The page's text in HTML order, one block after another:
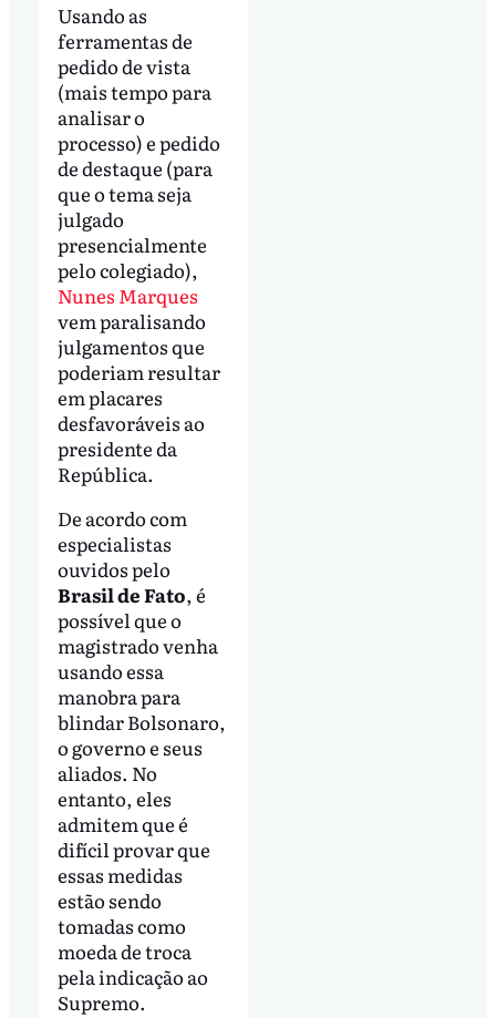
Usando as
ferramentas de
pedido de vista
(mais tempo para
analisar o
processo) e pedido
de destaque (para
que o tema seja
julgado
presencialmente
pelo colegiado),
Nunes Marques
vem paralisando
julgamentos que
poderiam resultar
em placares
desfavoráveis ao
presidente da
República.
De acordo com
especialistas
ouvidos pelo
Brasil de Fato, é
possível que o
magistrado venha
usando essa
manobra para
blindar Bolsonaro,
o governo e seus
aliados. No
entanto, eles
admitem que é
difícil provar que
essas medidas
estão sendo
tomadas como
moeda de troca
pela indicação ao
Supremo.